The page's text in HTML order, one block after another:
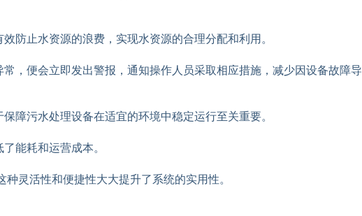
防止水资源的浪费，实现水资源的合理分配和利用。
，便会立即发出警报，通知操作人员采取相应措施，减少因设备故障导
障污水处理设备在适宜的环境中稳定运行至关重要。
能耗和运营成本。
灵活性和便捷性大大提升了系统的实用性。